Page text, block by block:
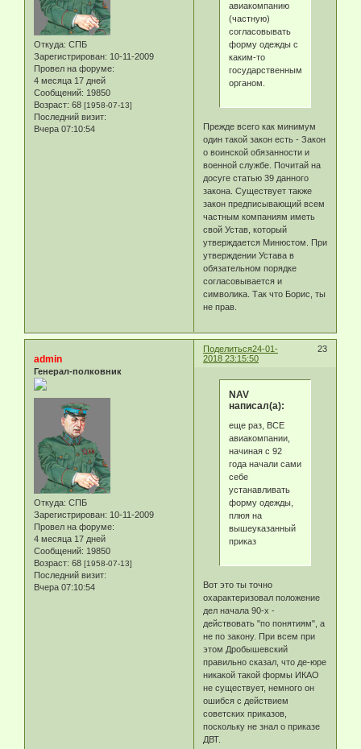
Откуда: СПБ
Зарегистрирован: 10-11-2009
Провел на форуме:
4 месяца 17 дней
Сообщений: 19850
Возраст: 68 [1958-07-13]
Последний визит:
Вчера 07:10:54
авиакомпанию
(частную)
согласовывать
форму одежды с
каким-то
государственным
органом.
Прежде всего как минимум
один такой закон есть - Закон
о воинской обязанности и
военной службе. Почитай на
досуге статью 39 данного
закона. Существует также
закон предписывающий всем
частным компаниям иметь
свой Устав, который
утверждается Минюстом. При
утверждении Устава в
обязательном порядке
согласовывается и
символика. Так что Борис, ты
не прав.
Поделиться 23
24-01-
2018 23:15:50
admin
Генерал-полковник
Откуда: СПБ
Зарегистрирован: 10-11-2009
Провел на форуме:
4 месяца 17 дней
Сообщений: 19850
Возраст: 68 [1958-07-13]
Последний визит:
Вчера 07:10:54
NAV
написал(а):
еще раз, ВСЕ
авиакомпании,
начиная с 92
года начали сами
себе
устанавливать
форму одежды,
плюя на
вышеуказанный
приказ
Вот это ты точно
охарактеризовал положение
дел начала 90-х -
действовать "по понятиям", а
не по закону. При всем при
этом Дробышевский
правильно сказал, что де-юре
никакой такой формы ИКАО
не существует, немного он
ошибся с действием
советских приказов,
поскольку не знал о приказе
ДВТ.